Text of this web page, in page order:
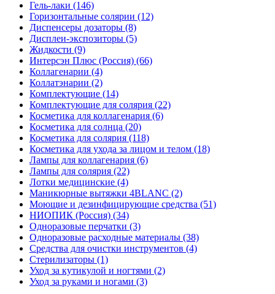
Гель-лаки (146)
Горизонтальные солярии (12)
Диспенсеры дозаторы (8)
Дисплеи-экспозиторы (5)
Жидкости (9)
Интерсэн Плюс (Россия) (66)
Коллагенарии (4)
Коллатэнарии (2)
Комплектующие (14)
Комплектующие для солярия (22)
Косметика для коллагенария (6)
Косметика для солнца (20)
Косметика для солярия (118)
Косметика для ухода за лицом и телом (18)
Лампы для коллагенария (6)
Лампы для солярия (22)
Лотки медицинские (4)
Маникюрные вытяжки 4BLANC (2)
Моющие и дезинфицирующие средства (51)
НИОПИК (Россия) (34)
Одноразовые перчатки (3)
Одноразовые расходные материалы (38)
Средства для очистки инструментов (4)
Стерилизаторы (1)
Уход за кутикулой и ногтями (2)
Уход за руками и ногами (3)